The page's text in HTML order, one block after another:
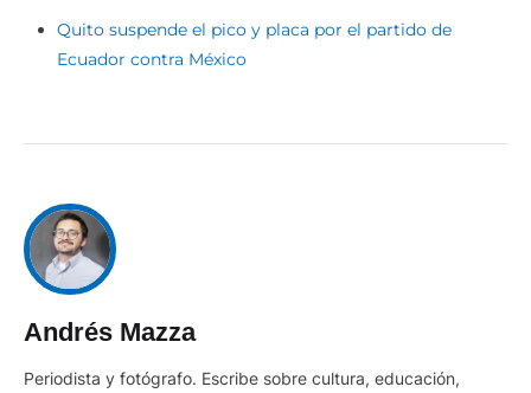
Quito suspende el pico y placa por el partido de
Ecuador contra México
Andrés Mazza
Periodista y fotógrafo. Escribe sobre cultura, educación,